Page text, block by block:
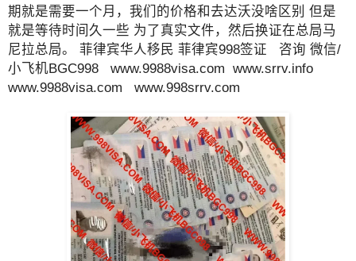
期就是需要一个月，我们的价格和去达沃没啥区别 但是
就是等待时间久一些 为了真实文件，然后换证在总局马
尼拉总局。 菲律宾华人移民 菲律宾998签证 咨询 微信/
小飞机BGC998 www.9988visa.com www.srrv.info
www.9988visa.com www.998srrv.com